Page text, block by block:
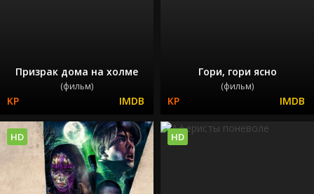
Призрак дома на холме
(фильм)
Гори, гори ясно
(фильм)
HD HD